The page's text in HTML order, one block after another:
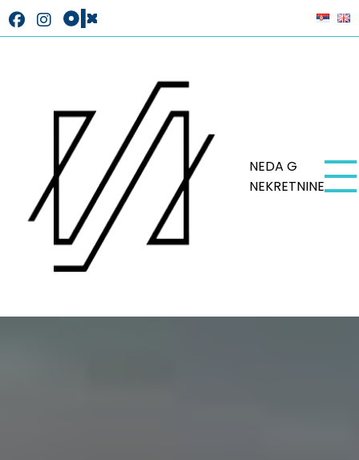
NEDA G
NEKRETNINE